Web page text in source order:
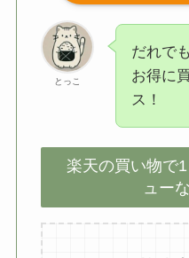
とっこ
だれで
お得に
ス！
楽天の買い物で
ュー